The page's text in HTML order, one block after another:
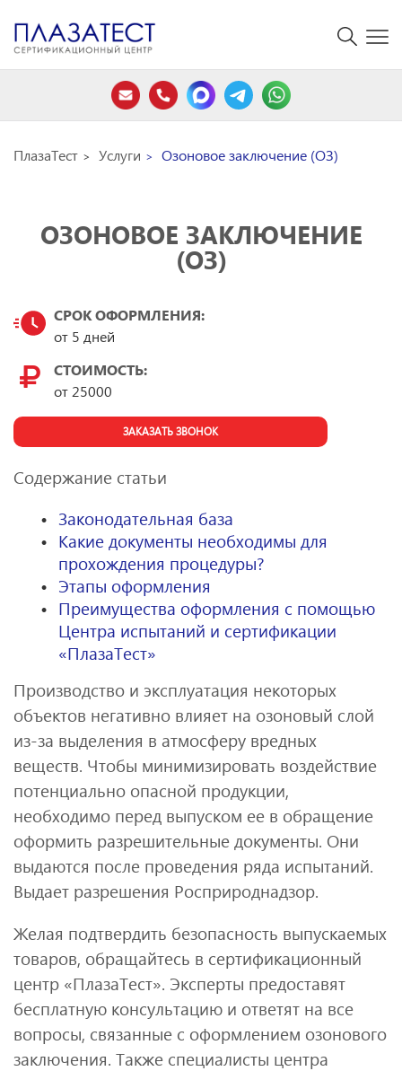
ПлазаТест Услуги Озоновое заключение (ОЗ)
ОЗОНОВОЕ ЗАКЛЮЧЕНИЕ
(ОЗ)
СРОК ОФОРМЛЕНИЯ:
от 5 дней
СТОИМОСТЬ:
от25000
ЗАКАЗАТЬ ЗВОНОК
Содержание статьи
Законодательная база
Какие документы необходимы для
прохождения процедуры?
Этапы оформления
Преимущества оформления с помощью
Центра испытаний и сертификации
«ПлазаТест»
Производство и эксплуатация некоторых
объектов негативно влияет на озоновый слой
из-за выделения в атмосферу вредных
веществ. Чтобы минимизировать воздействие
потенциально опасной продукции,
необходимо перед выпуском ее в обращение
оформить разрешительные документы. Они
выдаются после проведения ряда испытаний.
Выдает разрешения Росприроднадзор.
Желая подтвердить безопасность выпускаемых
товаров, обращайтесь в сертификационный
центр «ПлазаТест». Эксперты предоставят
бесплатную консультацию и ответят на все
вопросы, связанные с оформлением озонового
заключения. Также специалисты центра